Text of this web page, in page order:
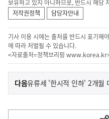
보유하고 있지 아니하므로, 반드시 해당
저작권정책
담당자안내
기사 이용 시에는 출처를 반드시 표기해
에 따라 처벌될 수 있습니다.
<자료출처=정책브리핑 www.korea.kr
이
전
다
다음기
유류세 '한시적 인하' 2개월